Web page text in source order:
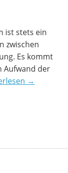
ist stets ein
zwischen
Es kommt
Aufwand der
→